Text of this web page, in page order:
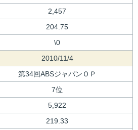
2,457
204.75
\0
2010/11/4
第34回ABSジャパンＯＰ
7位
5,922
219.33